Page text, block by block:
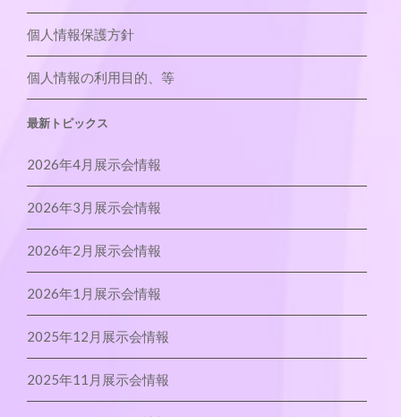
個人情報保護方針
個人情報の利用目的、等
最新トピックス
2026年4月展示会情報
2026年3月展示会情報
2026年2月展示会情報
2026年1月展示会情報
2025年12月展示会情報
2025年11月展示会情報